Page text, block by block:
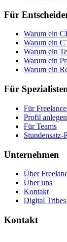
Für
Warum ein
Warum ein
Warum ein
Warum ein
Warum ein
Für
Für
Profil anlegen
Für Teams
Stundensatz-
Unternehmen
Über
Über uns
Kontakt
Digital
Kontakt